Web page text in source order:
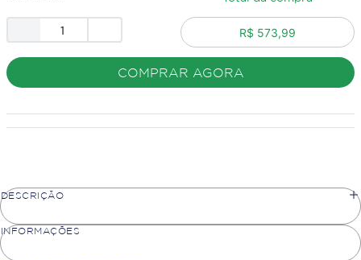
R$ 573,99
COMPRAR AGORA
DESCRIÇÃO
INFORMAÇÕES